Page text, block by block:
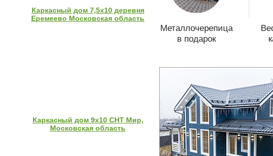
Металлочерепица
в подарок
Каркасный дом 7,5х10 деревня
Еремеево Московская область
Каркасный дом 9х10 СНТ Мир,
Московская область